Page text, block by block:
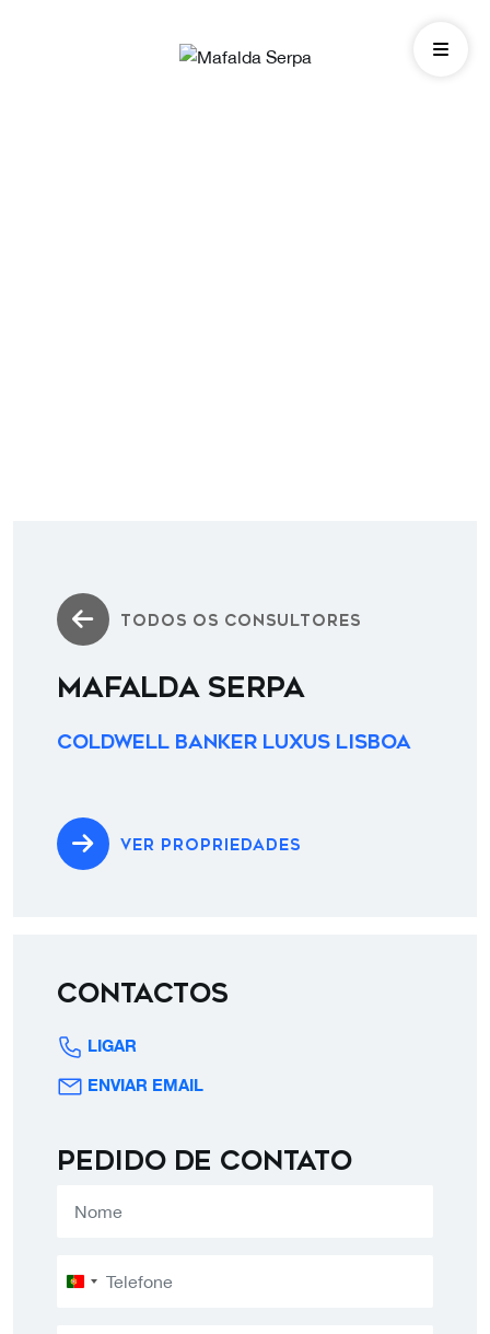
TODOS OS CONSULTORES
MAFALDA SERPA
Coldwell Banker Luxus Lisboa
VER PROPRIEDADES
Contactos
LIGAR
ENVIAR EMAIL
Pedido de contato
Portugal